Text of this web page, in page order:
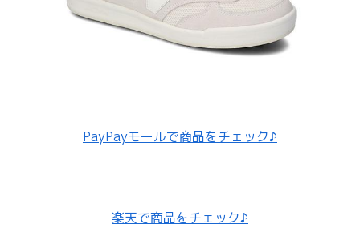
PayPayモールで商品をチェック♪
楽天で商品をチェック♪